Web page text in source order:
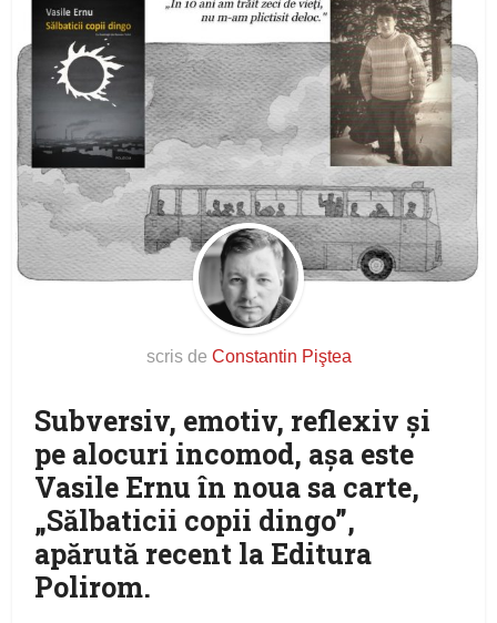
scris de Constantin Piştea
Subversiv, emotiv, reflexiv și
pe alocuri incomod, aşa este
Vasile Ernu în noua sa carte,
„Sălbaticii copii dingo”,
apărută recent la Editura
Polirom.